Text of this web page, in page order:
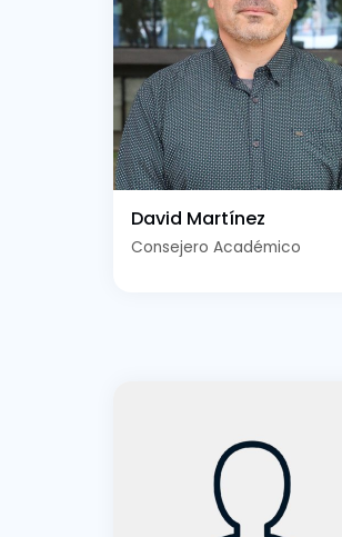
David Martínez
Consejero Académico